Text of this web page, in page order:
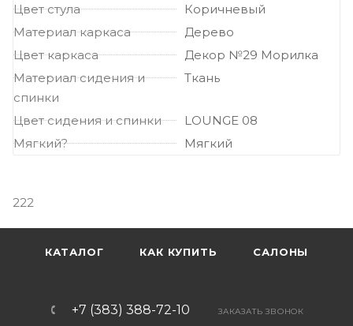
Цвет стула
Коричневый
Материал каркаса
Дерево
Цвет каркаса
Декор №29 Морилка
Материал сидения и
спинки
Ткань
Цвет сидения и спинки
LOUNGE 08
Мягкий?
Мягкий
222
КАТАЛОГ КАК КУПИТЬ САЛОНЫ
+7 (383) 388-72-10 ЗАКАЗАТЬ ЗВОНОК